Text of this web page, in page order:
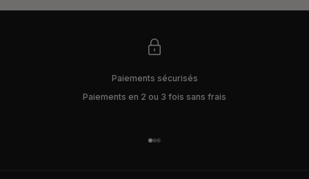
Paiements sécurisés
Paiements en 2 ou 3 fois sans frais
Aller à l'élément 1
Aller à l'élément 2
Aller à l'élément 3